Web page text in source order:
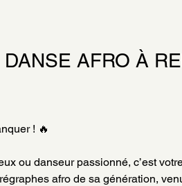
DANSE AFRO À
! 🔥
ou danseur passionné, c’est
afro de sa génération,